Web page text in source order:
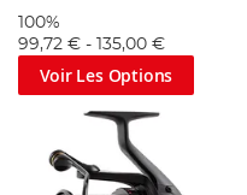
100%
99,72 € - 135,00 €
Voir Les Options